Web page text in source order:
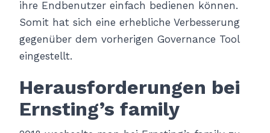
ihre Endbenutzer einfach bedienen können.
Somit hat sich eine erhebliche Verbesserung
gegenüber dem vorherigen Governance Tool
eingestellt.
Herausforderungen bei
Ernsting’s family